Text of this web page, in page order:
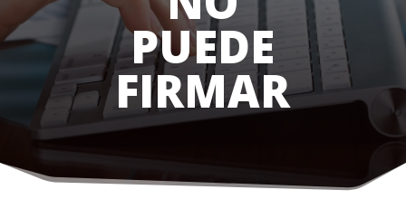
PUEDE
FIRMAR